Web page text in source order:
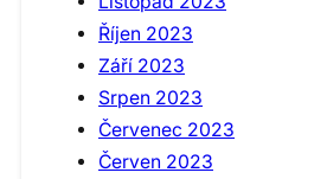
Říjen 2023
Září 2023
Srpen 2023
Červenec 2023
Červen 2023